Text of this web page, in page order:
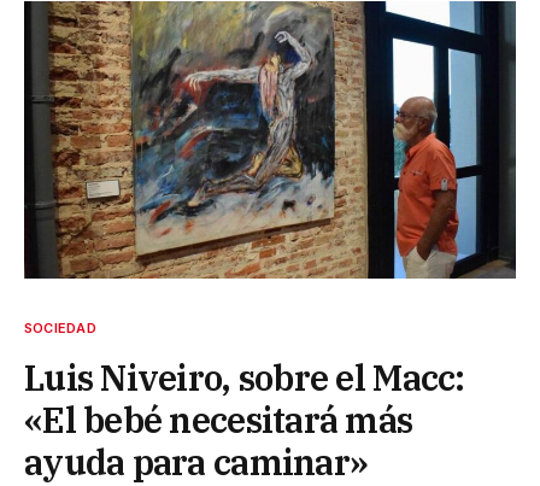
SOCIEDAD
Luis Niveiro, sobre el Macc:
«El bebé necesitará más
ayuda para caminar»